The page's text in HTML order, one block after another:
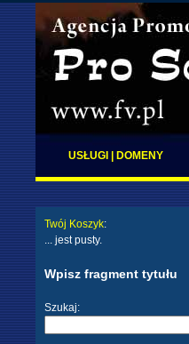
USŁUGI | DOMENY
Twój Koszyk:
... jest pusty.
Wpisz fragment tytułu
Szukaj: